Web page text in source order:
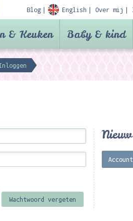
Blog English Over mij
& Keuken Baby & kind
Wachtwoord vergeten